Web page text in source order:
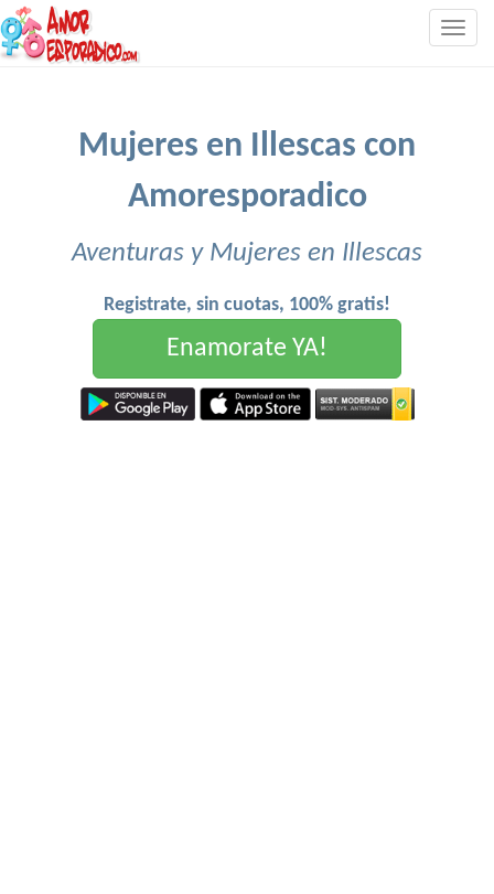
Mujeres en Illescas con
Amoresporadico
Aventuras y Mujeres en Illescas
Registrate, sin cuotas, 100% gratis!
Enamorate YA!